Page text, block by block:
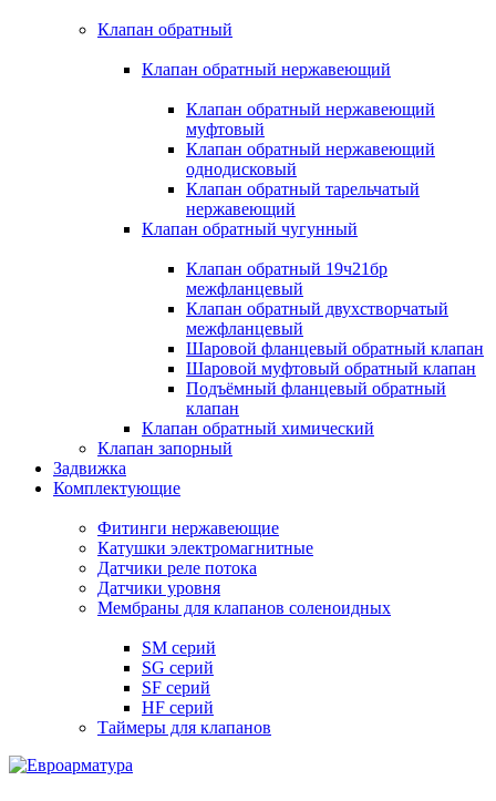
Клапан обратный
Клапан обратный нержавеющий
Клапан обратный нержавеющий
муфтовый
Клапан обратный нержавеющий
однодисковый
Клапан обратный тарельчатый
нержавеющий
Клапан обратный чугунный
Клапан обратный 19ч21бр
межфланцевый
Клапан обратный двухстворчатый
межфланцевый
Шаровой фланцевый обратный клапан
Шаровой муфтовый обратный клапан
Подъёмный фланцевый обратный
клапан
Клапан обратный химический
Клапан запорный
Задвижка
Комплектующие
Фитинги нержавеющие
Катушки электромагнитные
Датчики реле потока
Датчики уровня
Мембраны для клапанов соленоидных
SM серий
SG серий
SF серий
HF серий
Таймеры для клапанов